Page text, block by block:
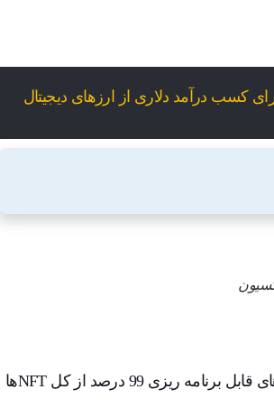
اکثر NFTهایی که امروزه در گردش هستند آثار هنری هستند – هنرهای قابل برنامه ریزی 99 درصد از کل NFTها